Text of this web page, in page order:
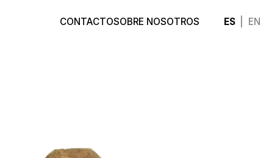
CONTACTOSOBRE NOSOTROS ES EN